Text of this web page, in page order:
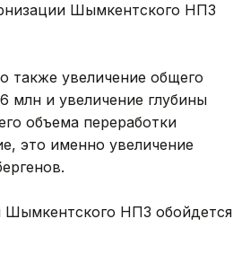
Шымкентского НПЗ
также увеличение общего
млн и увеличение глубины
объема переработки
это именно увеличение
Шымкентского НПЗ обойдется